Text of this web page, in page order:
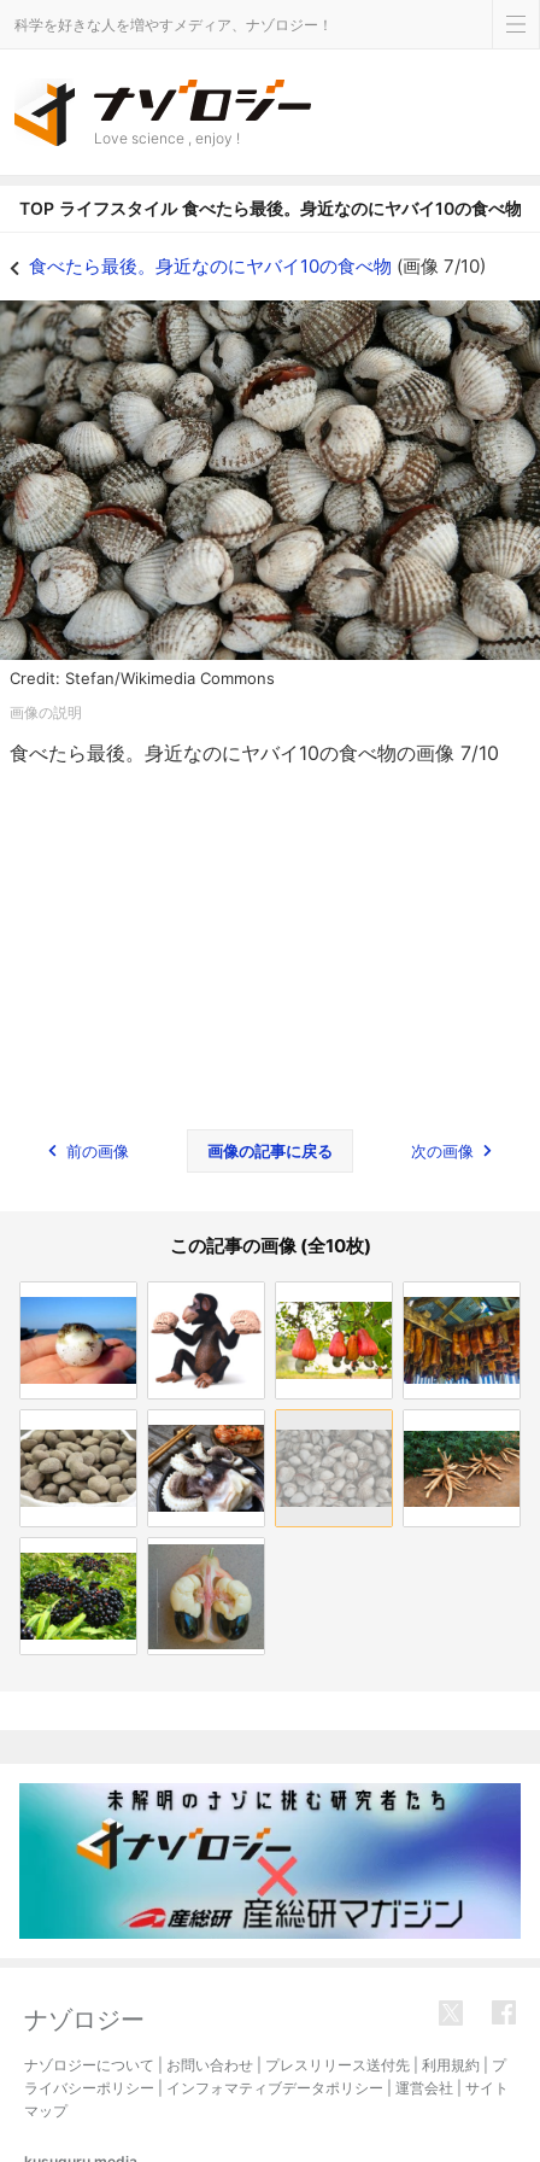
科学を好きな人を増やすメディア、ナゾロジー！
Love science , enjoy !
TOP ライフスタイル 食べたら最後。身近なのにヤバイ10の食べ物
食べたら最後。身近なのにヤバイ10の食べ物 (画像 7/10)
Credit: Stefan/Wikimedia Commons
食べたら最後。身近なのにヤバイ10の食べ物の画像 7/10
前の画像 画像の記事に戻る 次の画像
この記事の画像 (全10枚)
ナゾロジー
ナゾロジーについて お問い合わせ プレスリリース送付先 利用規約
プ
ライバシーポリシー
インフォマティブデータポリシー 運営会社
サイト
マップ